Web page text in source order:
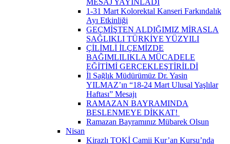
1-31 Mart Kolorektal Kanseri Farkındalık
Ayı Etkinliği
GEÇMİŞTEN ALDIĞIMIZ MİRASLA
SAĞLIKLI TÜRKİYE YÜZYILI
ÇİLİMLİ İLÇEMİZDE
BAĞIMLILIKLA MÜCADELE
EĞİTİMİ GERÇEKLEŞTİRİLDİ
İl Sağlık Müdürümüz Dr. Yasin
YILMAZ’ın “18-24 Mart Ulusal Yaşlılar
Haftası” Mesajı
RAMAZAN BAYRAMINDA
BESLENMEYE DİKKAT! ​
Ramazan Bayramınız Mübarek Olsun
Nisan
Kirazlı TOKİ Camii Kur’an Kursu’nda